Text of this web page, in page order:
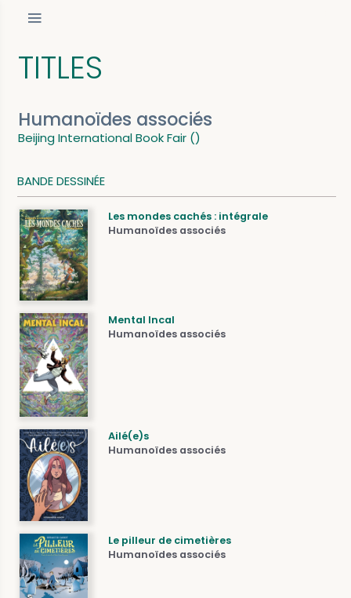
TITLES
Humanoïdes associés
Beijing International Book Fair ()
BANDE DESSINÉE
Les mondes cachés : intégrale
Humanoïdes associés
Mental Incal
Humanoïdes associés
Ailé(e)s
Humanoïdes associés
Le pilleur de cimetières
Humanoïdes associés